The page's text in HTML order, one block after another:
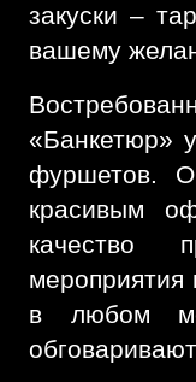
закуски –
вашему
«Банкетюр»
фуршетов.
красивым
качество
в любом